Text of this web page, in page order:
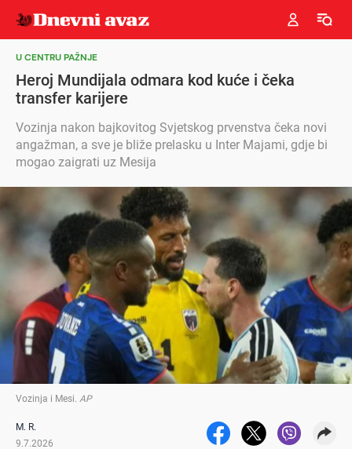
U CENTRU PAŽNJE
Heroj Mundijala odmara kod kuće i čeka
transfer karijere
Vozinja nakon bajkovitog Svjetskog prvenstva čeka novi
angažman, a sve je bliže prelasku u Inter Majami, gdje bi
mogao zaigrati uz Mesija
Vozinja i Mesi. AP
M. R.
9.7.2026